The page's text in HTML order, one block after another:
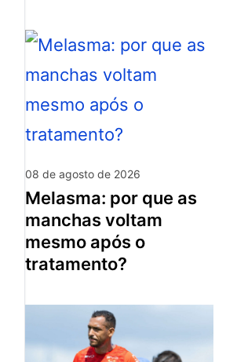
08 de agosto de 2026
melasma: por que as
manchas voltam
mesmo após o
tratamento?